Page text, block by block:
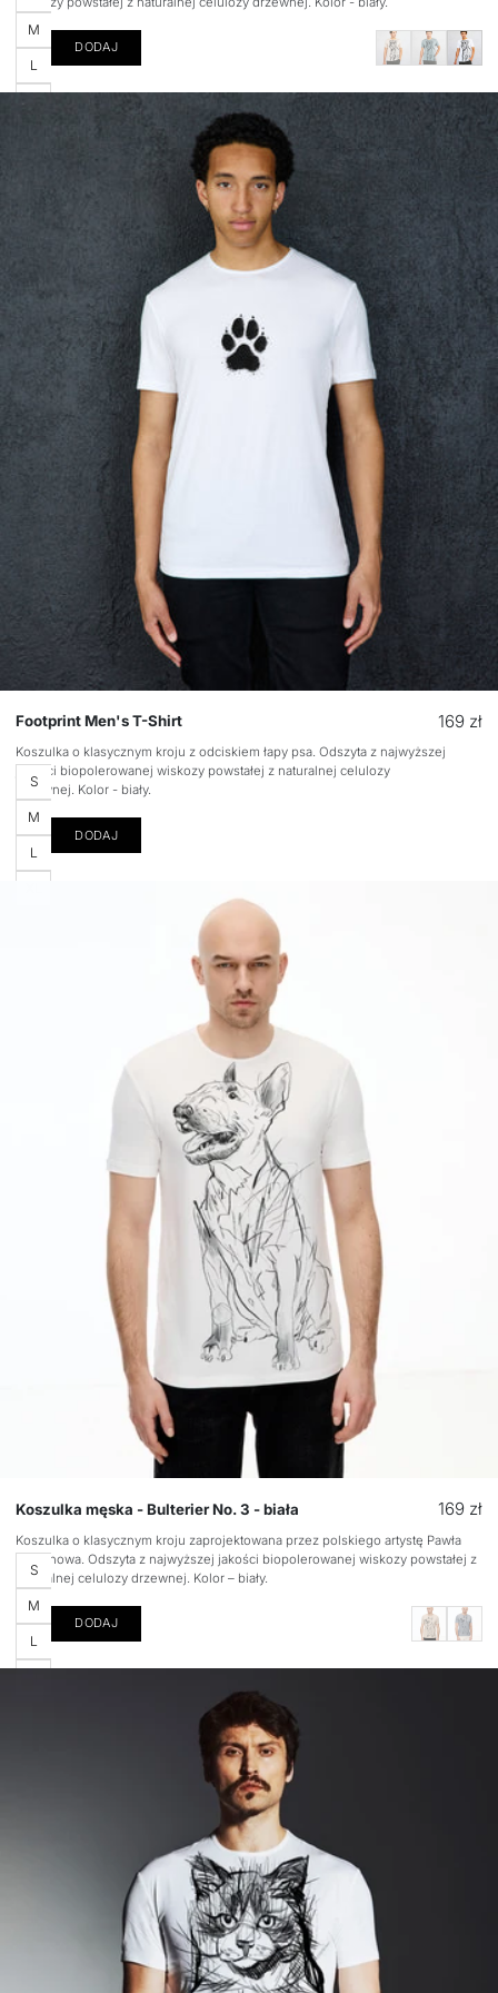
M
L
DODAJ
Footprint Men's T-Shirt
Cena
169 zł
Koszulka o klasycznym kroju z odciskiem łapy psa. Odszyta z najwyższej
jakości biopolerowanej wiskozy powstałej z naturalnej celulozy
drzewnej. Kolor - biały.
Rozmiar
S
M
L
DODAJ
Koszulka męska - Bulterier No. 3 - biała
Cena
169 zł
Koszulka o klasycznym kroju zaprojektowana przez polskiego artystę Pawła
Stepanowa. Odszyta z najwyższej jakości biopolerowanej wiskozy powstałej z
naturalnej celulozy drzewnej. Kolor – biały.
Rozmiar
S
M
L
DODAJ